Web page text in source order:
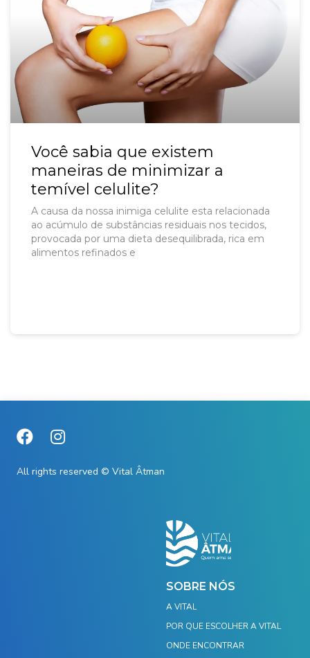
Você sabia que existem
maneiras de minimizar a
temível celulite?
A causa da nossa inimiga celulite esta relacionada
ao acúmulo de substâncias residuais nos tecidos,
provocada por uma dieta desequilibrada, rica em
alimentos refinados e
SOBRE NÓS
A VITAL
POR QUE ESCOLHER A VITAL
ONDE ENCONTRAR
All rights reserved © Vital Âtman